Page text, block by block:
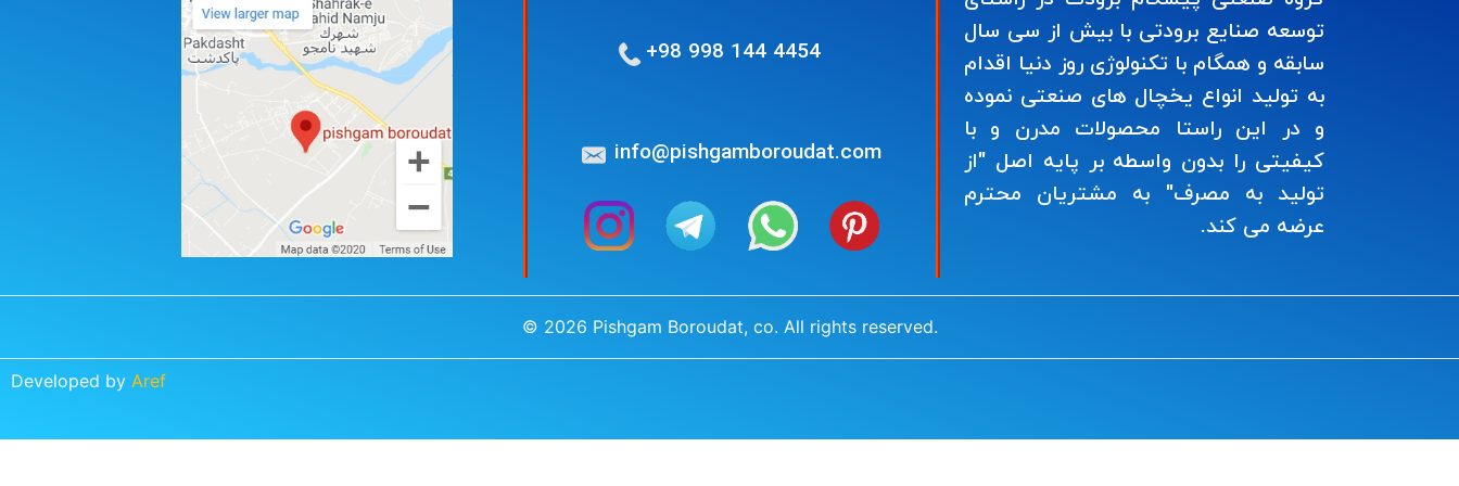
توسعه صنایع برودتی با بیش از سی سال
سابقه و همگام با تکنولوژی روز دنیا اقدام
به تولید انواع یخچال های صنعتی نموده
و در این راستا محصولات مدرن و با
کیفیتی را بدون واسطه بر پایه اصل "از
تولید به مصرف" به مشتریان محترم
عرضه می کند.
© 2026 Pishgam Boroudat, co. All rights reserved.
Developed by Aref